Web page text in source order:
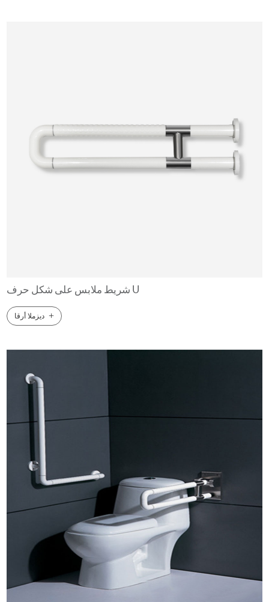
شريط ملابس على شكل حرف U
ديزملا أرقا +